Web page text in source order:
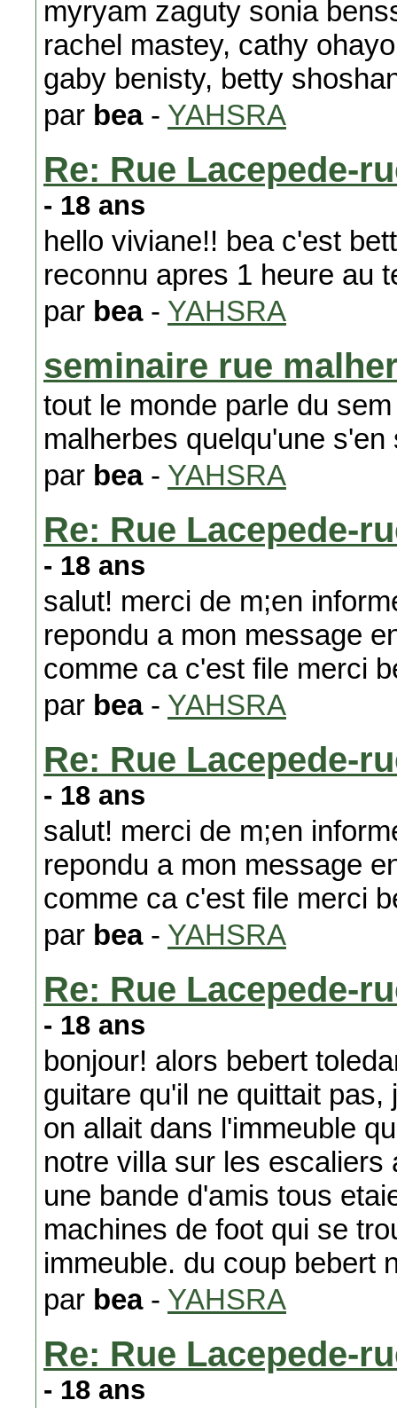
myryam zaguty sonia
rachel mastey, cathy
gaby benisty, betty
par bea- YAHSRA
Re: Rue Lacepede-
- 18 ans
hello viviane!! bea c'est
reconnu apres 1 heure au
par bea- YAHSRA
seminaire rue
tout le monde parle du
malherbes quelqu'une s'en
par bea- YAHSRA
Re: Rue Lacepede-
- 18 ans
salut! merci de m;en
repondu a mon message
comme ca c'est file merci
par bea- YAHSRA
Re: Rue Lacepede-
- 18 ans
salut! merci de m;en
repondu a mon message
comme ca c'est file merci
par bea- YAHSRA
Re: Rue Lacepede-
- 18 ans
bonjour! alors bebert
guitare qu'il ne quittait
on allait dans l'immeuble
notre villa sur les
une bande d'amis tous
machines de foot qui se
immeuble. du coup bebert
par bea- YAHSRA
Re: Rue Lacepede-
- 18 ans